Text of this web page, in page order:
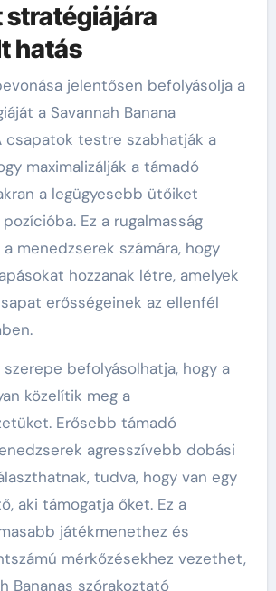
stratégiájára
hatás
jelentősen befolyásolja a
a Savannah Banana
csapatok testre szabhatják a
maximalizálják a támadó
a legügyesebb ütőiket
Ez a rugalmasság
menedzserek számára, hogy
hozzanak létre, amelyek
erősségeinek az ellenfél
szerepe befolyásolhatja, hogy a
közelítik meg a
Erősebb támadó
agresszívebb dobási
tudva, hogy van egy
aki támogatja őket. Ez a
játékmenethez és
mérkőzésekhez vezethet,
Bananas szórakoztató